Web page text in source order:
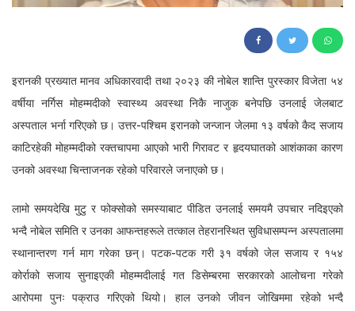
इरानकी प्रख्यात मानव अधिकारवादी तथा २०२३ की नोबेल शान्ति पुरस्कार विजेता ५४
वर्षीया नर्गिस मोहम्मदीको स्वास्थ्य अवस्था निकै नाजुक बनेपछि उनलाई जेलबाट
अस्पताल भर्ना गरिएको छ। उत्तर-पश्चिम इरानको जन्जान जेलमा १३ वर्षको कैद सजाय
काटिरहेकी मोहम्मदीको रक्तचापमा आएको भारी गिरावट र हृदयघातको आशंकाका कारण
उनको अवस्था चिन्ताजनक रहेको परिवारले जनाएको छ।
लामो समयदेखि मुटु र फोक्सोको समस्याबाट पीडित उनलाई समयमै उपचार नदिइएको
भन्दै नोबेल समिति र उनका आफन्तहरूले तत्काल तेहरानस्थित सुविधासम्पन्न अस्पतालमा
स्थानान्तरण गर्न माग गरेका छन्। पटक-पटक गरी ३१ वर्षको जेल सजाय र १५४
कोर्राको सजाय सुनाइएकी मोहम्मदीलाई गत डिसेम्बरमा सरकारको आलोचना गरेको
आरोपमा पुनः पक्राउ गरिएको थियो। हाल उनको जीवन जोखिममा रहेको भन्दै